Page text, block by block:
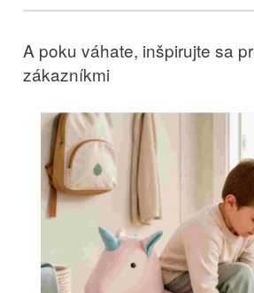
A poku váhate, inšpirujte sa
zákazníkmi